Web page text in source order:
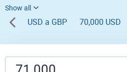
vaya a «GBP USD
USD a GBP 70,000 USD